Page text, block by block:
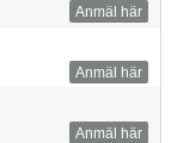
Anmäl här
Anmäl här
Anmäl här